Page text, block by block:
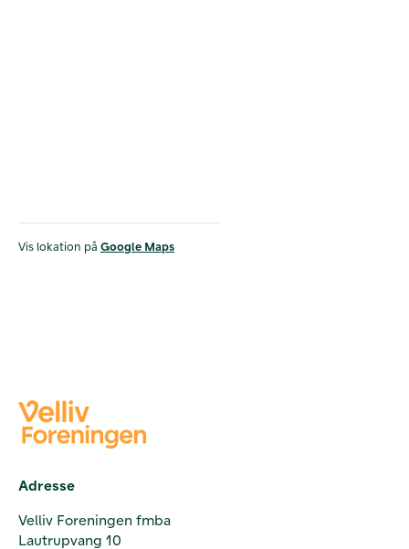
Vis lokation på Google Maps
Adresse
Velliv Foreningen fmba
Lautrupvang 10